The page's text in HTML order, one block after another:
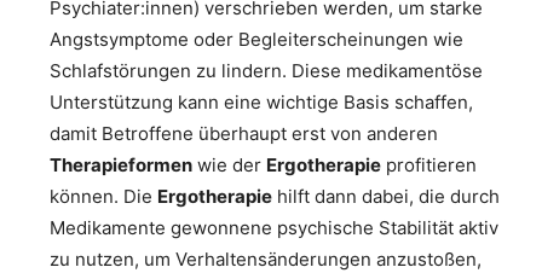
Psychiater:innen) verschrieben werden, um starke
Angstsymptome oder Begleiterscheinungen wie
Schlafstörungen zu lindern. Diese medikamentöse
Unterstützung kann eine wichtige Basis schaffen,
damit Betroffene überhaupt erst von anderen
Therapieformen wie der Ergotherapie profitieren
können. Die Ergotherapie hilft dann dabei, die durch
Medikamente gewonnene psychische Stabilität aktiv
zu nutzen, um Verhaltensänderungen anzustoßen,